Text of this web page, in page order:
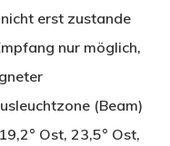
erst zustande
nur möglich,
(Beam)
Ost, 23,5° Ost,